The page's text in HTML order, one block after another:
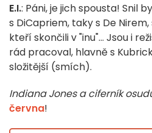
E.I.: Páni, je jich spousta! Snil
s DiCapriem, taky s De
kteří skončili v "inu"... Jsou i
rád pracoval, hlavně s
složitější (smích).
Indiana Jones a ciferník
června!